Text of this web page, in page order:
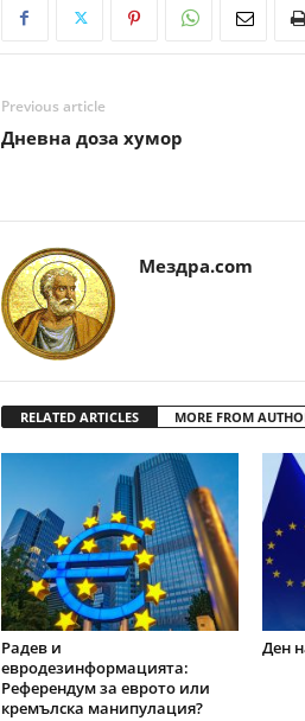
Previous article
Дневна доза хумор
Мездра.com
RELATED ARTICLES MORE FROM
Радев и
евродезинформацията:
Референдум за еврото или
кремълска манипулация?
Ден